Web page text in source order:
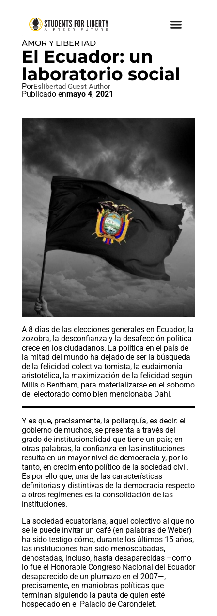
DERECHOS HUMANOS
AMOR Y LIBERTAD
El Ecuador: un
laboratorio social
PorEslibertad Guest Author
Publicado enmayo 4, 2021
A 8 días de las elecciones generales en Ecuador, la
zozobra, la desconfianza y la desafección política
crece en los ciudadanos. La política en el país de
la mitad del mundo ha dejado de ser la búsqueda
de la felicidad colectiva tomista, la eudaimonía
aristotélica, la maximización de la felicidad según
Mills o Bentham, para materializarse en el soborno
del electorado como bien mencionaba Dahl.
Y es que, precisamente, la poliarquía, es decir: el
gobierno de muchos, se presenta a través del
grado de institucionalidad que tiene un país; en
otras palabras, la confianza en las instituciones
resulta en un mayor nivel de democracia y, por lo
tanto, en crecimiento político de la sociedad civil.
Es por ello que, una de las características
definitorias y distintivas de la democracia respecto
a otros regímenes es la consolidación de las
instituciones.
La sociedad ecuatoriana, aquel colectivo al que no
se le puede invitar un café (en palabras de Weber)
ha sido testigo cómo, durante los últimos 15 años,
las instituciones han sido menoscabadas,
denostadas, incluso, hasta desaparecidas –como
lo fue el Honorable Congreso Nacional del Ecuador
desaparecido de un plumazo en el 2007—,
precisamente, en maniobras políticas que
terminan siguiendo la pauta de quien esté
hospedado en el Palacio de Carondelet.